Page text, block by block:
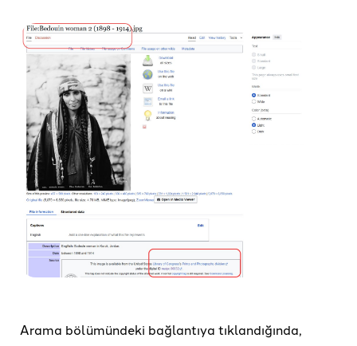
Arama bölümündeki bağlantıya tıklandığında,